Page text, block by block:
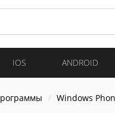
IOS ANDROID
Windows